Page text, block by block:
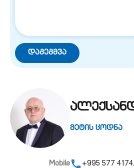
მეტის ცოდნა
Mobile +995 577